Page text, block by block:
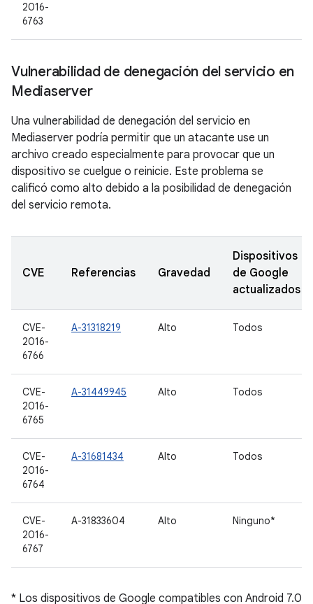
2016-
6763
Vulnerabilidad de denegación del servicio en
Mediaserver
Una vulnerabilidad de denegación del servicio en
Mediaserver podría permitir que un atacante use un
archivo creado especialmente para provocar que un
dispositivo se cuelgue o reinicie. Este problema se
calificó como alto debido a la posibilidad de denegación
del servicio remota.
CVE Referencias Gravedad
Dispositivos
de Google
actualizados
CVE-
2016-
6766
A-31318219 Alto Todos
CVE-
2016-
6765
A-31449945 Alto Todos
CVE-
2016-
6764
A-31681434 Alto Todos
CVE-
2016-
6767
A-31833604 Alto Ninguno*
* Los dispositivos de Google compatibles con Android 7.0